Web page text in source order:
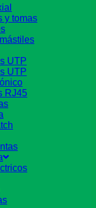
y tomas
UTP
UTP
RJ45